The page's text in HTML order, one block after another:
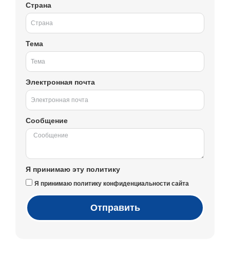
Страна
Тема
Электронная почта
Сообщение
Я принимаю эту политику
Я принимаю политику конфиденциальности сайта
Отправить